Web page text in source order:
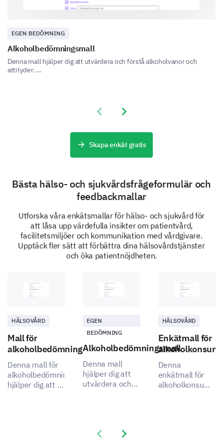
Vänligen specificera eventuella ytterligare
kommentarer eller förslag angående
kommunikationen med vår personal.
Anläggning och Miljö
miljö.
anläggning?
i vår anläggning?
Neutral
Inte nöjd
EGEN BEDÖMNING
Alkoholbedömningsmall
Denna mall hjälper dig att utvärdera och förstå alkoholvanor och
attityder. ...
Previous slide
Next slide
Skapa enkät gratis
Bästa hälso- och sjukvårdsfrågeformulär och
feedbackmallar
Utforska våra enkätsmallar för hälso- och sjukvård för
att låsa upp värdefulla insikter om patientvård,
facilitetsmiljöer och kommunikation med vårdgivare.
Upptäck fler sätt att förbättra dina hälsovårdstjänster
och öka patientnöjdheten.
HÄLSOVÅRD
Mall för
alkoholbedömning
Denna mall för
alkoholbedömning
hjälper dig att få
EGEN
BEDÖMNING
Alkoholbedömningsmall
Denna mall
hjälper dig att
utvärdera och
HÄLSOVÅRD
Enkätmall för
Denna
enkätmall för
Previous slide
Next slide